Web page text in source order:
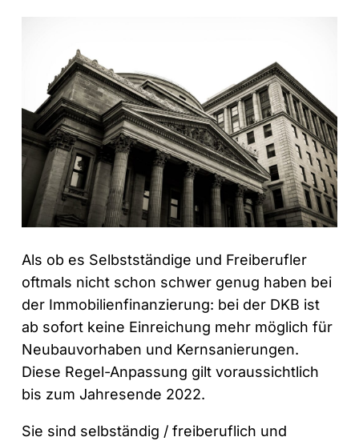
Als ob es Selbstständige und Freiberufler
oftmals nicht schon schwer genug haben bei
der Immobilienfinanzierung: bei der DKB ist
ab sofort keine Einreichung mehr möglich für
Neubauvorhaben und Kernsanierungen.
Diese Regel-Anpassung gilt voraussichtlich
bis zum Jahresende 2022.
Sie sind selbständig / freiberuflich und